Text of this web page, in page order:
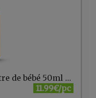
***Huile de massage ventre de bébé 50ml Weleda
11.99€/pc